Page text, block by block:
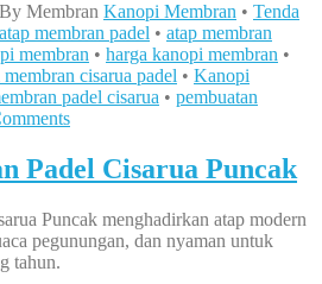
By Membran Kanopi Membran • Tenda
atap membran padel • atap membran
membran • harga kanopi membran •
cisarua padel • Kanopi
padel cisarua • pembuatan
Padel Cisarua Puncak
Puncak menghadirkan atap modern
pegunungan, dan nyaman untuk
tahun.